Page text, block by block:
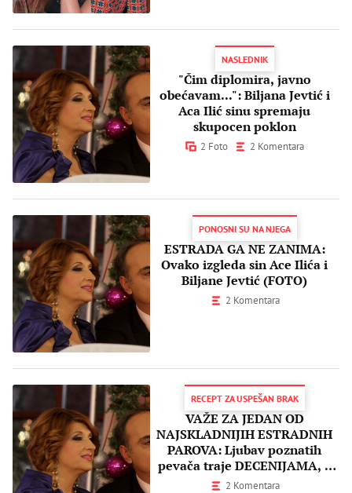
NASLEDNIK
"Čim diplomira, javno
obećavam...": Biljana Jevtić i
Aca Ilić sinu spremaju
skupocen poklon
2 Foto 2 Komentara
PONOSNI SU NA NJEGA
ESTRADA GA NE ZANIMA:
Ovako izgleda sin Ace Ilića i
Biljane Jevtić (FOTO)
2 Komentara
RECEPT ZA USPEŠAN BRAK
VAŽE ZA JEDAN OD
NAJSKLADNIJIH ESTRADNIH
PAROVA: Ljubav poznatih
pevača traje DECENIJAMA, a
ovo je njihova TAJNA
2 Komentara